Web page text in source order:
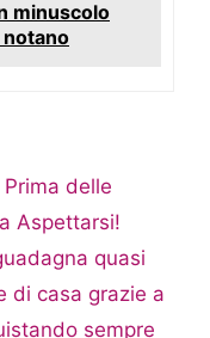
minuscolo
Prima delle
Aspettarsi!
quasi
di casa grazie a
sempre